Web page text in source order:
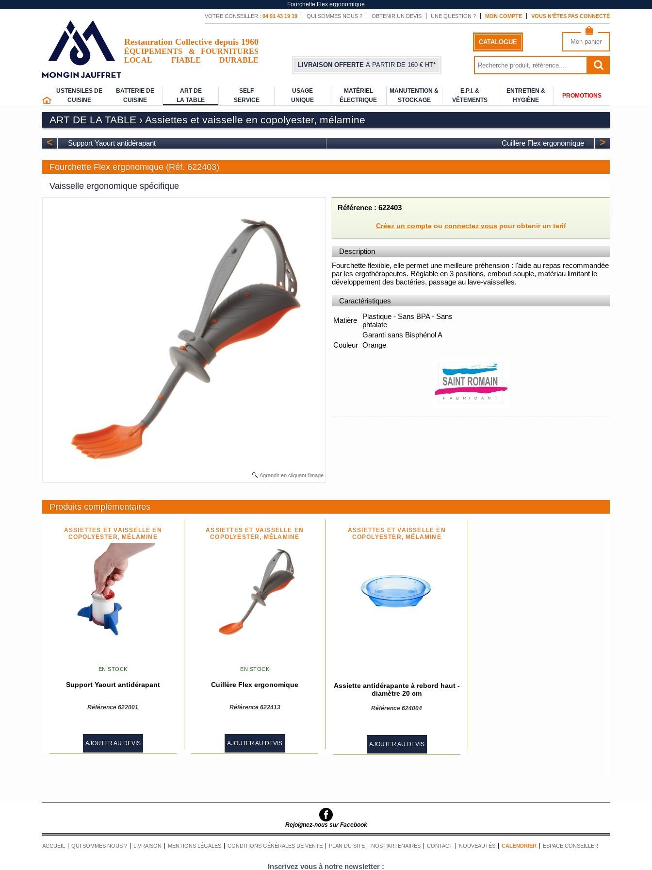
Fourchette Flex ergonomique
VOTRE CONSEILLER : 04 91 43 19 19 QUI SOMMES NOUS ? OBTENIR UN DEVIS UNE QUESTION ? MON COMPTE VOUS N'ÊTES PAS CONNECTÉ
Restauration Collective depuis 1960
ÉQUIPEMENTS &
FOURNITURES
LOCAL
FIABLE DURABLE
LIVRAISON OFFERTE À PARTIR DE 160 € HT*
CATALOGUE Mon panier
USTENSILES DE
CUISINE
BATTERIE DE
CUISINE
ART DE
LA TABLE
SELF
SERVICE
USAGE
UNIQUE
MATÉRIEL
ÉLECTRIQUE
MANUTENTION &
STOCKAGE
E.P.I. &
VÊTEMENTS
ENTRETIEN &
HYGIÈNE
PROMOTIONS
ART DE LA TABLE › Assiettes et vaisselle en copolyester, mélamine
<
Support Yaourt antidérapant Cuillère Flex ergonomique >
Fourchette Flex ergonomique (Réf. 622403)
Vaisselle ergonomique spécifique
Agrandir en cliquant l'image
Référence : 622403
Créez un compteou connectez vouspour obtenir un tarif
Description
Fourchette flexible, elle permet une meilleure préhension : l'aide au repas recommandée
par les ergothérapeutes. Réglable en 3 positions, embout souple, matériau limitant le
développement des bactéries, passage au lave-vaisselles.
Caractéristiques
Matière
Plastique - Sans BPA - Sans
phtalate
Garanti sans Bisphénol A
Couleur Orange
Produits complémentaires
ASSIETTES ET VAISSELLE EN
COPOLYESTER, MÉLAMINE
EN STOCK
Support Yaourt antidérapant
Référence 622001
AJOUTER AU DEVIS
ASSIETTES ET VAISSELLE EN
COPOLYESTER, MÉLAMINE
EN STOCK
Cuillère Flex ergonomique
Référence 622413
AJOUTER AU DEVIS
ASSIETTES ET VAISSELLE EN
COPOLYESTER, MÉLAMINE
Assiette antidérapante à rebord haut -
diamètre 20 cm
Référence 624004
AJOUTER AU DEVIS
Rejoignez-nous sur Facebook
ACCUEIL QUI SOMMES NOUS ? LIVRAISON MENTIONS LÉGALES CONDITIONS GÉNÉRALES DE VENTE PLAN DU SITE NOS PARTENAIRES CONTACT NOUVEAUTÉS CALENDRIER ESPACE CONSEILLER
Inscrivez vous à notre newsletter :